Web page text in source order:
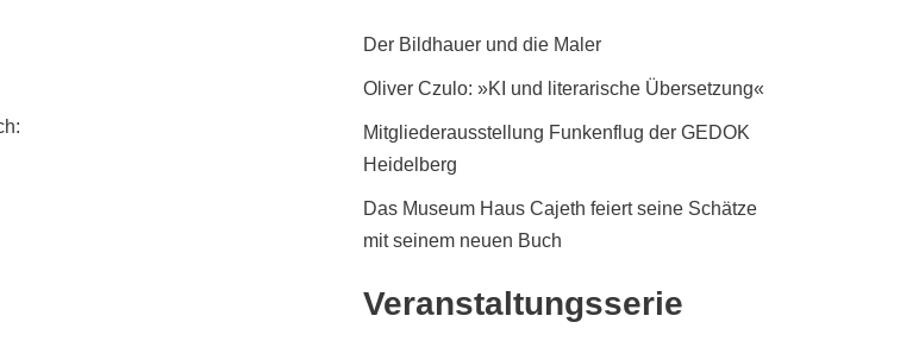
Der Bildhauer und die Maler
Oliver Czulo: »KI und literarische Übersetzung«
Mitgliederausstellung Funkenflug der GEDOK
Heidelberg
Das Museum Haus Cajeth feiert seine Schätze
mit seinem neuen Buch
Veranstaltungsserie